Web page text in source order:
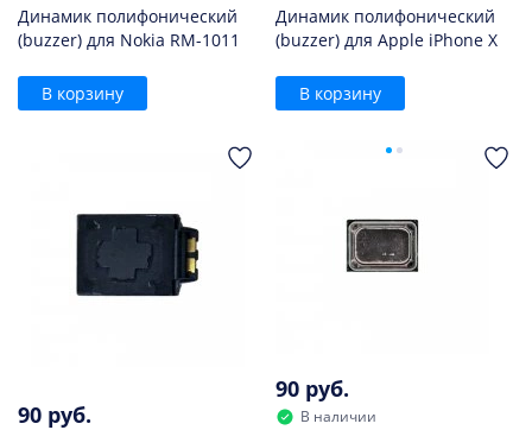
Динамик полифонический
(buzzer) для Nokia RM-1011
В корзину
Динамик полифонический
(buzzer) для Apple iPhone X
В корзину
90 руб.
90 руб.
В наличии